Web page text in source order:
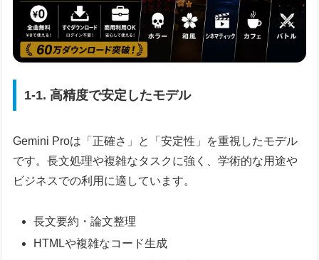
1-1. 高精度で安定したモデル
Gemini Proは「正確さ」と「安定性」を重視したモデル
です。長文処理や複雑なタスクに強く、学術的な用途や
ビジネスでの利用に適しています。
長文要約・論文整理
HTMLや複雑なコード生成